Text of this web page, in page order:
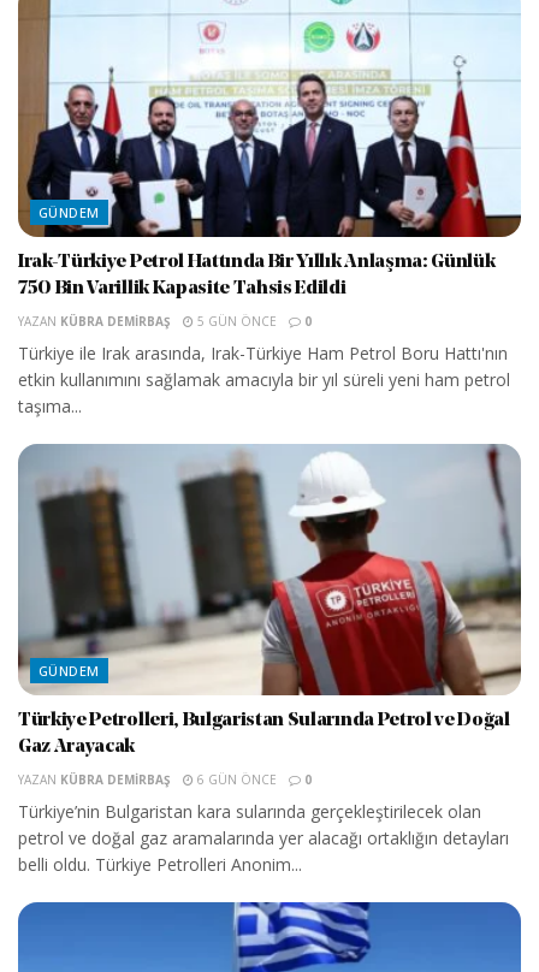
GÜNDEM
Irak-Türkiye Petrol Hattında Bir Yıllık Anlaşma: Günlük
750 Bin Varillik Kapasite Tahsis Edildi
YAZAN KÜBRA DEMIRBAŞ 5 GÜN ÖNCE 0
Türkiye ile Irak arasında, Irak-Türkiye Ham Petrol Boru Hattı'nın
etkin kullanımını sağlamak amacıyla bir yıl süreli yeni ham petrol
taşıma...
GÜNDEM
Türkiye Petrolleri, Bulgaristan Sularında Petrol ve Doğal
Gaz Arayacak
YAZAN KÜBRA DEMIRBAŞ 6 GÜN ÖNCE 0
Türkiye’nin Bulgaristan kara sularında gerçekleştirilecek olan
petrol ve doğal gaz aramalarında yer alacağı ortaklığın detayları
belli oldu. Türkiye Petrolleri Anonim...